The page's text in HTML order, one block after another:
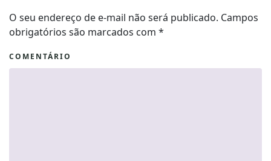
O seu endereço de e-mail não será publicado. Campos
obrigatórios são marcados com *
COMENTÁRIO